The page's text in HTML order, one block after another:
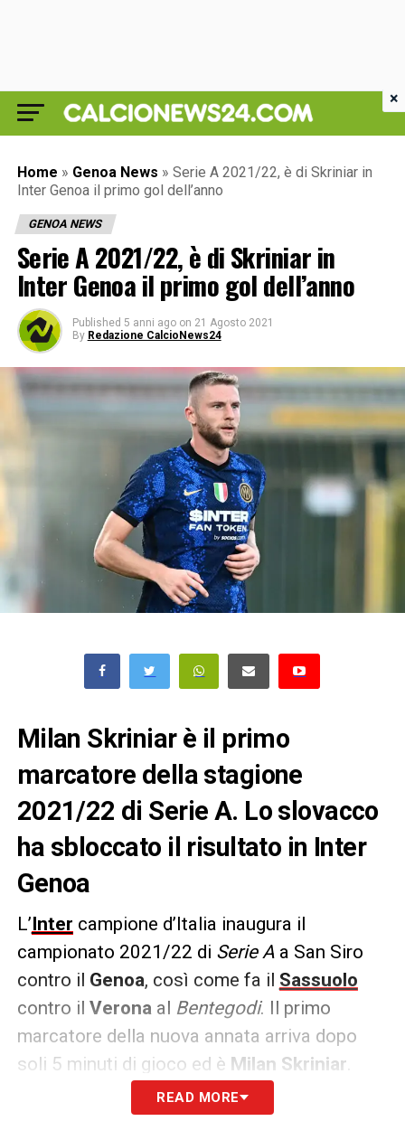
Home » Genoa News » Serie A 2021/22, è di Skriniar in
Inter Genoa il primo gol dell’anno
GENOA NEWS
Serie A 2021/22, è di Skriniar in
Inter Genoa il primo gol dell’anno
Published 5 anni ago on 21 Agosto 2021
By Redazione CalcioNews24
Milan Skriniar è il primo
marcatore della stagione
2021/22 di Serie A. Lo slovacco
ha sbloccato il risultato in Inter
Genoa
L’Inter campione d’Italia inaugura il
campionato 2021/22 di Serie Aa San Siro
contro il Genoa, così come fa il Sassuolo
contro il Verona al Bentegodi. Il primo
marcatore della nuova annata arriva dopo
soli 5 minuti di gioco ed è Milan Skriniar
Il difensore slovacco, con un’imponente
READ MORE
×